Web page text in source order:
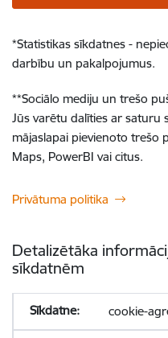
*Statistikas sīkdatnes -
darbību un pakalpojumus.
**Sociālo mediju un trešo
Jūs varētu dalīties ar saturu
mājaslapai pievienoto trešo
Maps, PowerBI vai citus.
Privātuma politika
Detalizētāka
sīkdatnēm
cookie-